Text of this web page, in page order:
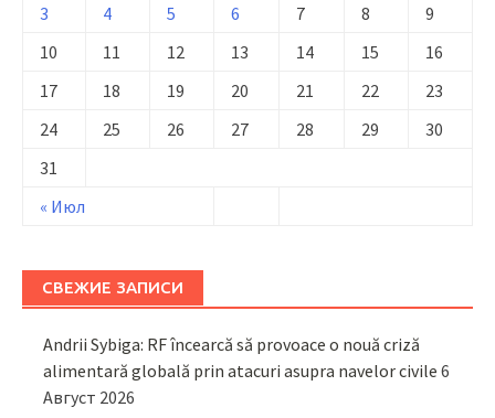
« Июл
3
4 5 6 7 8
9
10
11 12 13 14 15
16
17
18 19 20 21 22
23
24
25 26 27 28 29
30
31
СВЕЖИЕ ЗАПИСИ
Andrii Sybiga: RF încearcă să provoace o nouă criză
alimentară globală prin atacuri asupra navelor civile 6
Август 2026